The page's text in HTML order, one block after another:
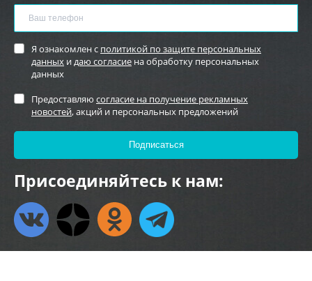
Я ознакомлен с политикой по защите персональных
данных идаю согласие на обработку персональных
данных
Предоставляю согласие на получение рекламных
новостей, акций и персональных предложений
Присоединяйтесь к нам: